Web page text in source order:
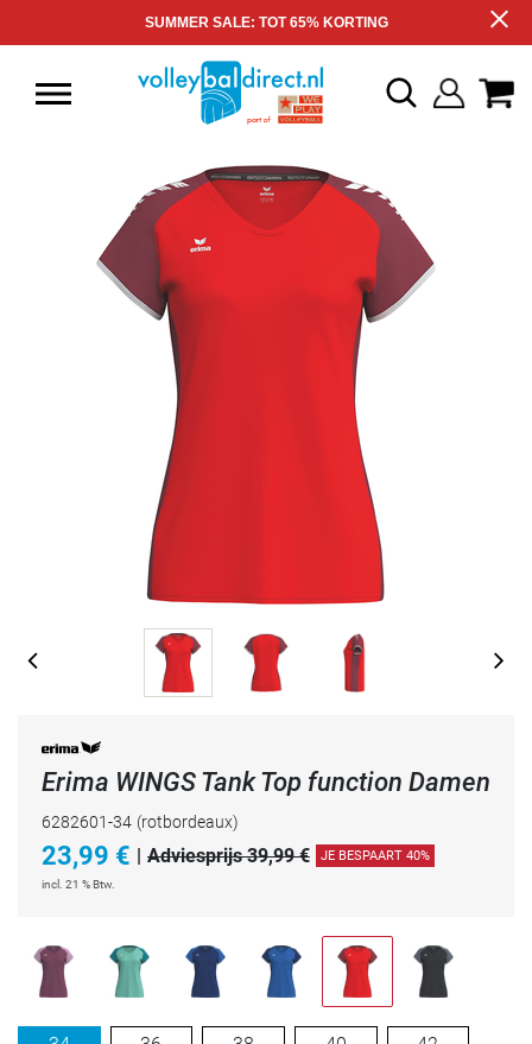
SUMMER SALE: TOT 65% KORTING
Erima WINGS Tank Top function Damen
6282601-34 (rotbordeaux)
23,99 € | Adviesprijs 39,99 € JE BESPAART 40%
incl. 21 % Btw.